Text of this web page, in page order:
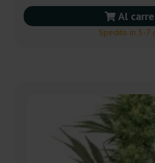
Al
Spedito in 3-7